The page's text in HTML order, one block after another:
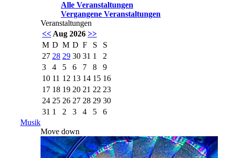
Alle Veranstaltungen
Vergangene Veranstaltungen
Veranstaltungen
<< Aug 2026 >>
M D M D F S
S
27 28 29 30 31 1
2
3
4 5 6 7 8
9
10 11 12 13 14 15 16
17 18 19 20 21 22 23
24 25 26 27 28 29 30
31 1 2 3 4 5
6
Musik
Move down